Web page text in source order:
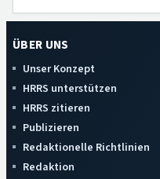
ÜBER UNS
Unser Konzept
HRRS unterstützen
HRRS zitieren
Publizieren
Redaktionelle Richtlinien
Redaktion